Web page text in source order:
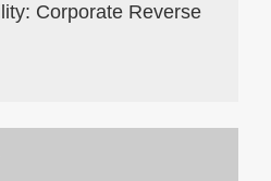
Corporate Reverse